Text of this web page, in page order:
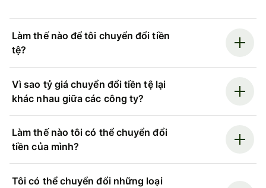
Làm thế nào để tôi chuyển đổi tiền
tệ?
Vì sao tỷ giá chuyển đổi tiền tệ lại
khác nhau giữa các công ty?
Làm thế nào tôi có thể chuyển đổi
tiền của mình?
Tôi có thể chuyển đổi những loại